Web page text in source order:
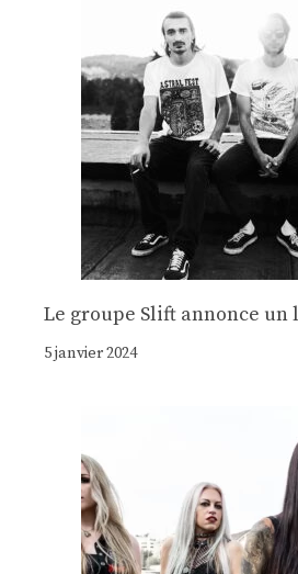
Le groupe Slift annonce un
5 janvier 2024